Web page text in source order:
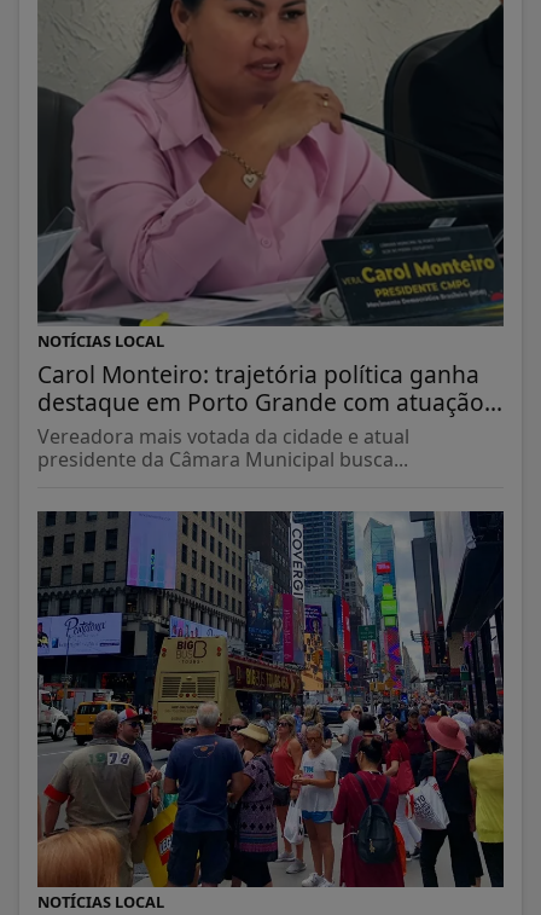
NOTÍCIAS LOCAL
Carol Monteiro: trajetória política ganha
destaque em Porto Grande com atuação...
Vereadora mais votada da cidade e atual
presidente da Câmara Municipal busca...
NOTÍCIAS LOCAL